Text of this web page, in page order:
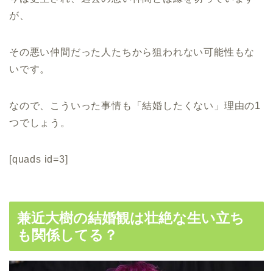
が、
その悪い仲間だった人たちから狙われない可能性もな
いです。
なので、こういった事情も「結婚したくない」理由の1
つでしょう。
[quads id=3]
兼近大樹の結婚観は壮絶な生い立ち
も関係してる？